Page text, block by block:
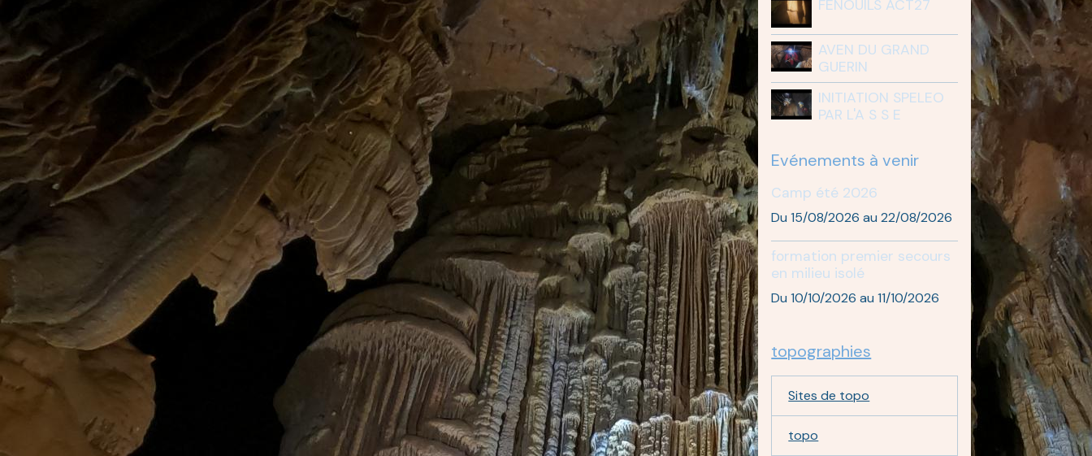
FENOUILS ACT27
AVEN DU GRAND
GUERIN
INITIATION SPELEO
PAR L'A S S E
Evénements à venir
Camp été 2026
Du 15/08/2026 au 22/08/2026
formation premier secours
en milieu isolé
Du 10/10/2026 au 11/10/2026
topographies
Sites de topo
topo